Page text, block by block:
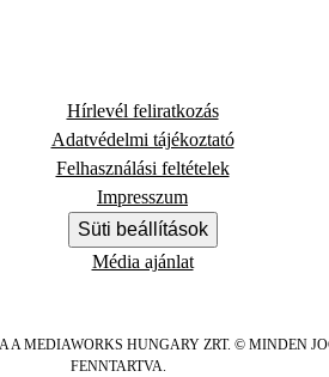
Hírlevél feliratkozás
Adatvédelmi tájékoztató
Felhasználási feltételek
Impresszum
Süti beállítások
Média ajánlat
A MEDIAWORKS HUNGARY ZRT. © MINDEN
FENNTARTVA.